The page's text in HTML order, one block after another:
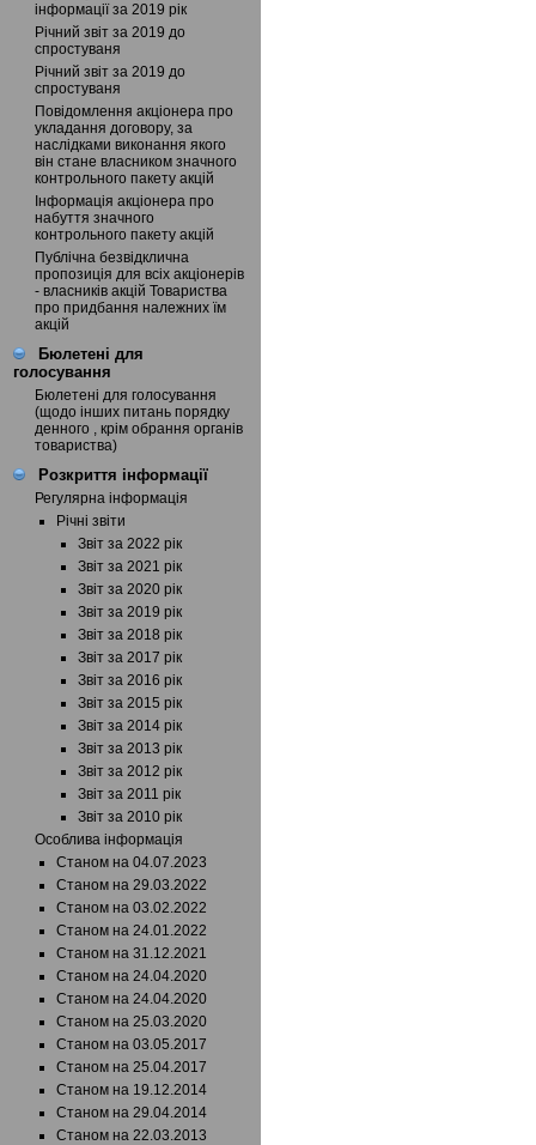
інформації за 2019 рік
Річний звіт за 2019 до
спростуваня
Річний звіт за 2019 до
спростуваня
Повідомлення акціонера про
укладання договору, за
наслідками виконання якого
він стане власником значного
контрольного пакету акцій
Інформація акціонера про
набуття значного
контрольного пакету акцій
Публічна безвідклична
пропозиція для всіх акціонерів
- власників акцій Товариства
про придбання належних їм
акцій
Бюлетені для
голосування
Бюлетені для голосування
(щодо інших питань порядку
денного , крім обрання органів
товариства)
Розкриття інформації
Регулярна інформація
Річні звіти
Звіт за 2022 рік
Звіт за 2021 рік
Звіт за 2020 рік
Звіт за 2019 рік
Звіт за 2018 рік
Звіт за 2017 рік
Звіт за 2016 рік
Звіт за 2015 рік
Звіт за 2014 рік
Звіт за 2013 рік
Звіт за 2012 рік
Звіт за 2011 рік
Звіт за 2010 рік
Особлива інформація
Станом на 04.07.2023
Станом на 29.03.2022
Станом на 03.02.2022
Станом на 24.01.2022
Станом на 31.12.2021
Станом на 24.04.2020
Станом на 24.04.2020
Станом на 25.03.2020
Станом на 03.05.2017
Станом на 25.04.2017
Станом на 19.12.2014
Станом на 29.04.2014
Станом на 22.03.2013